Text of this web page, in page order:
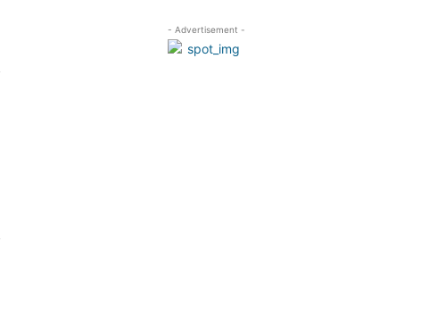
- Advertisement -